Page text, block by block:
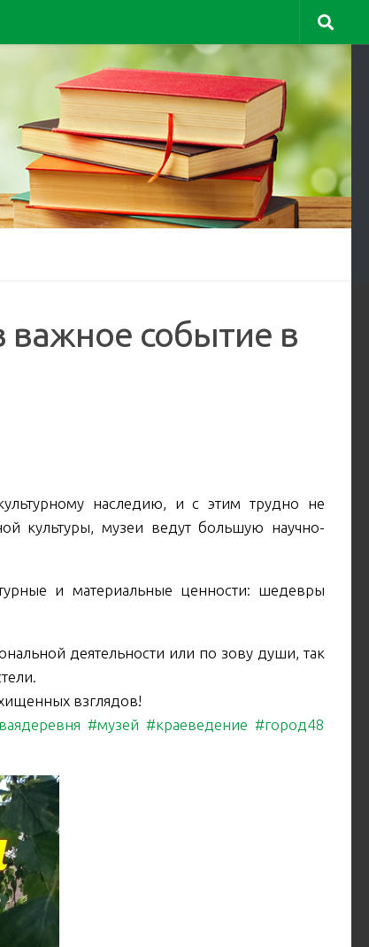
событие в
наследию, и с этим трудно не
культуры, музеи ведут большую научно-
и материальные ценности: шедевры
деятельности или по зову души, так
взглядов!
#музей #краеведение #город48